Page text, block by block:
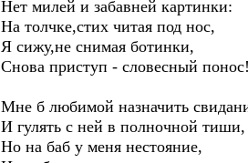
Нет милей и забавней картинки:
На толчке,стих читая под нос,
Я сижу,не снимая ботинки,
Снова приступ - словесный
Мне б любимой назначить
И гулять с ней в полночной тиши,
Но на баб у меня нестояние,